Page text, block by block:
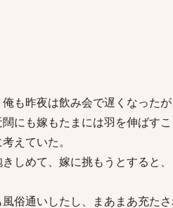
も昨夜は飲み会で遅くなった
にも嫁もたまには羽を伸ばす
えていた。
しめて、嫁に挑もうとすると、
俗通いしたし、まあまあ充た